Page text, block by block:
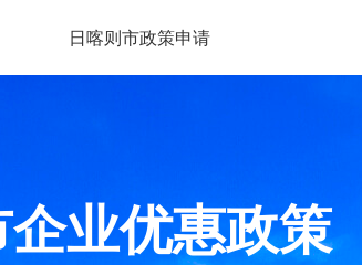
日喀则市政策申请
业优惠政策